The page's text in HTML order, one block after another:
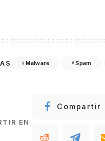
Malware Spam
EN
Compartir